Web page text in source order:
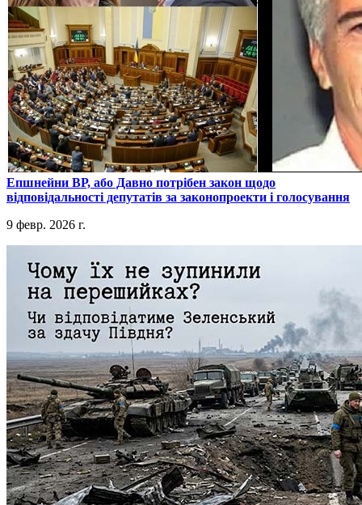
​Епшнейни ВР, або Давно потрібен закон щодо
відповідальності депутатів за законопроекти і голосування
9 февр. 2026 г.